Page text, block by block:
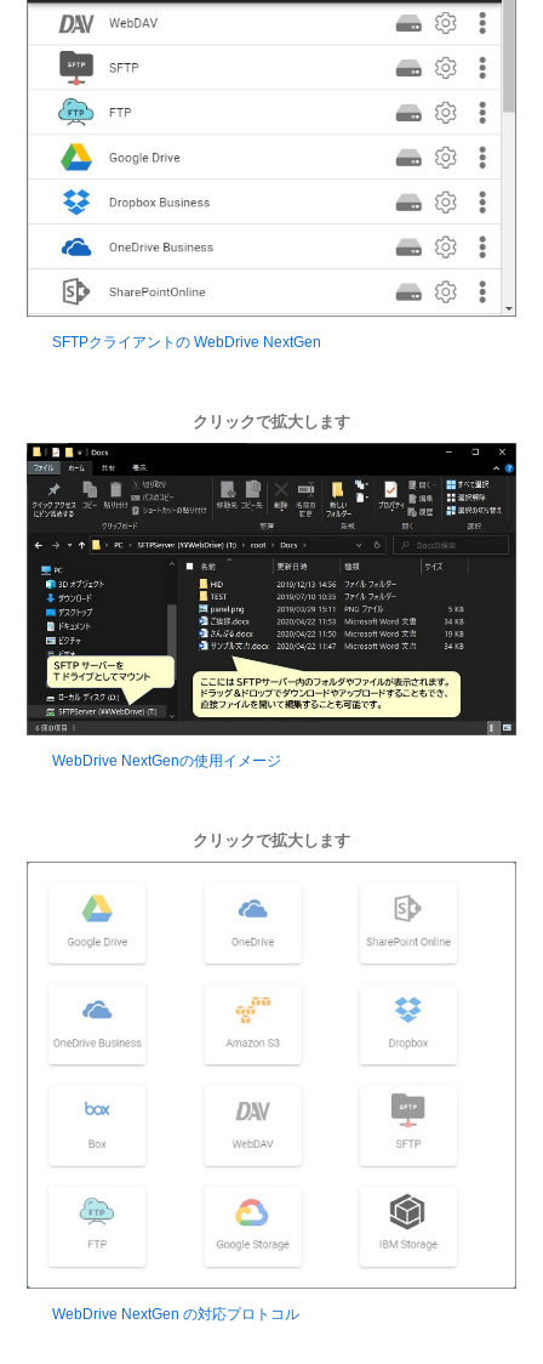
SFTPクライアントの WebDrive NextGen
クリックで拡大します
WebDrive NextGenの使用イメージ
クリックで拡大します
WebDrive NextGen の対応プロトコル